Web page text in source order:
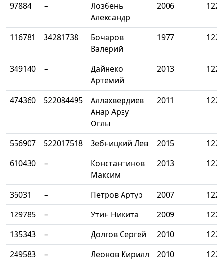
97884
−
Лозбень
Александр
2006
116781 34281738
Бочаров
Валерий
1977
349140 −
Дайнеко
Артемий
2013
474360 522084495
Аллахвердиев
Анар Арзу
Оглы
2011
556907 522017518 Зебницкий Лев 2015
610430
−
Константинов
Максим
2013
36031 − Петров Артур 2007
129785
− Утин Никита 2009
135343
− Долгов Сергей 2010
249583
− Леонов Кирилл 2010